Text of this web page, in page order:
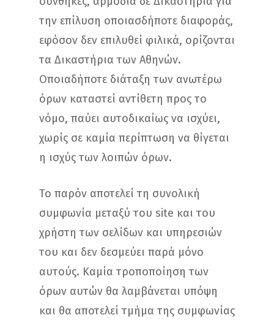
την επίλυση οποιασδήποτε διαφοράς,
εφόσον δεν επιλυθεί φιλικά, ορίζονται
τα Δικαστήρια των Αθηνών.
Οποιαδήποτε διάταξη των ανωτέρω
όρων καταστεί αντίθετη προς το
νόμο, παύει αυτοδικαίως να ισχύει,
χωρίς σε καμία περίπτωση να θίγεται
η ισχύς των λοιπών όρων.
Το παρόν αποτελεί τη συνολική
συμφωνία μεταξύ του site και του
χρήστη των σελίδων και υπηρεσιών
του και δεν δεσμεύει παρά μόνο
αυτούς. Καμία τροποποίηση των
όρων αυτών θα λαμβάνεται υπόψη
και θα αποτελεί τμήμα της συμφωνίας